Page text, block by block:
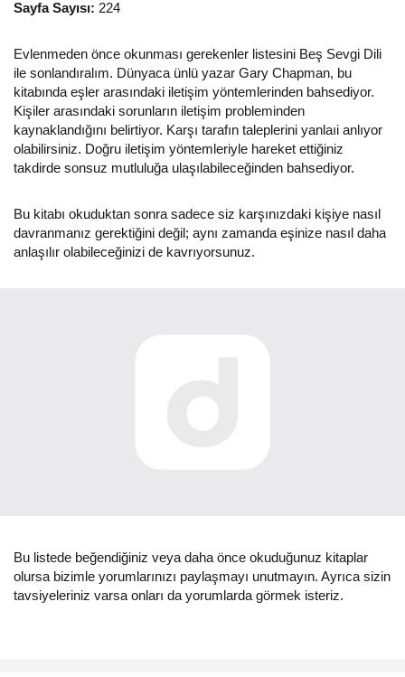
Sayfa Sayısı: 224
Evlenmeden önce okunması gerekenler listesini Beş Sevgi Dili
ile sonlandıralım. Dünyaca ünlü yazar Gary Chapman, bu
kitabında eşler arasındaki iletişim yöntemlerinden bahsediyor.
Kişiler arasındaki sorunların iletişim probleminden
kaynaklandığını belirtiyor. Karşı tarafın taleplerini yanlaıi anlıyor
olabilirsiniz. Doğru iletişim yöntemleriyle hareket ettiğiniz
takdirde sonsuz mutluluğa ulaşılabileceğinden bahsediyor.
Bu kitabı okuduktan sonra sadece siz karşınızdaki kişiye nasıl
davranmanız gerektiğini değil; aynı zamanda eşinize nasıl daha
anlaşılır olabileceğinizi de kavrıyorsunuz.
Bu listede beğendiğiniz veya daha önce okuduğunuz kitaplar
olursa bizimle yorumlarınızı paylaşmayı unutmayın. Ayrıca sizin
tavsiyeleriniz varsa onları da yorumlarda görmek isteriz.